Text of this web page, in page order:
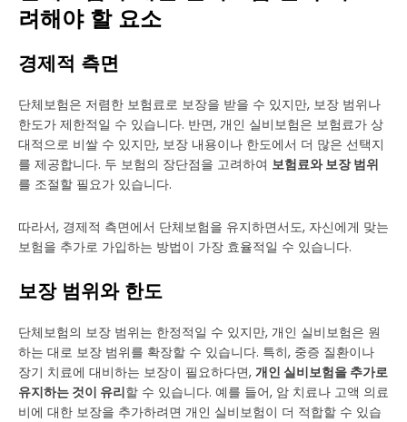
려해야 할 요소
경제적 측면
단체보험은 저렴한 보험료로 보장을 받을 수 있지만, 보장 범위나
한도가 제한적일 수 있습니다. 반면, 개인 실비보험은 보험료가 상
대적으로 비쌀 수 있지만, 보장 내용이나 한도에서 더 많은 선택지
를 제공합니다. 두 보험의 장단점을 고려하여 보험료와 보장 범위
를 조절할 필요가 있습니다.
따라서, 경제적 측면에서 단체보험을 유지하면서도, 자신에게 맞는
보험을 추가로 가입하는 방법이 가장 효율적일 수 있습니다.
보장 범위와 한도
단체보험의 보장 범위는 한정적일 수 있지만, 개인 실비보험은 원
하는 대로 보장 범위를 확장할 수 있습니다. 특히, 중증 질환이나
장기 치료에 대비하는 보장이 필요하다면, 개인 실비보험을 추가로
유지하는 것이 유리할 수 있습니다. 예를 들어, 암 치료나 고액 의료
비에 대한 보장을 추가하려면 개인 실비보험이 더 적합할 수 있습